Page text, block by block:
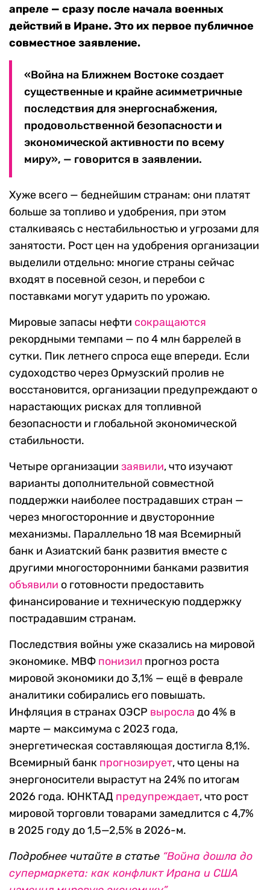
апреле — сразу после начала военных
действий в Иране. Это их первое публичное
совместное заявление.
«Война на Ближнем Востоке создает
существенные и крайне асимметричные
последствия для энергоснабжения,
продовольственной безопасности и
экономической активности по всему
миру», — говорится в заявлении.
Хуже всего — беднейшим странам: они платят
больше за топливо и удобрения, при этом
сталкиваясь с нестабильностью и угрозами для
занятости. Рост цен на удобрения организации
выделили отдельно: многие страны сейчас
входят в посевной сезон, и перебои с
поставками могут ударить по урожаю.
Мировые запасы нефти сокращаются
рекордными темпами — по 4 млн баррелей в
сутки. Пик летнего спроса еще впереди. Если
судоходство через Ормузский пролив не
восстановится, организации предупреждают о
нарастающих рисках для топливной
безопасности и глобальной экономической
стабильности.
Четыре организации заявили, что изучают
варианты дополнительной совместной
поддержки наиболее пострадавших стран —
через многосторонние и двусторонние
механизмы. Параллельно 18 мая Всемирный
банк и Азиатский банк развития вместе с
другими многосторонними банками развития
объявили о готовности предоставить
финансирование и техническую поддержку
пострадавшим странам.
Последствия войны уже сказались на мировой
экономике. МВФ понизил прогноз роста
мировой экономики до 3,1% — ещё в феврале
аналитики собирались его повышать.
Инфляция в странах ОЭСР выросла до 4% в
марте — максимума с 2023 года,
энергетическая составляющая достигла 8,1%.
Всемирный банк прогнозирует, что цены на
энергоносители вырастут на 24% по итогам
2026 года. ЮНКТАД предупреждает, что рост
мировой торговли товарами замедлится с 4,7%
в 2025 году до 1,5—2,5% в 2026-м.
Подробнее читайте в статье “Война дошла до
супермаркета: как конфликт Ирана и США